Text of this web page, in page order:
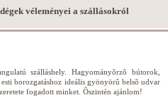
véleményei a szállásokról
szálláshely. Hagyományõrzõ bútorok,
borozgatáshoz ideális gyönyörû belsõ udvar
fogadott minket. Õszintén ajánlom!